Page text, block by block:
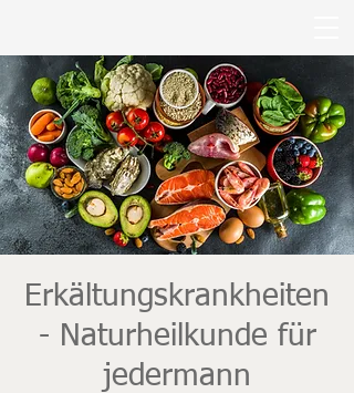
Erkältungskrankheiten
- Naturheilkunde für
jedermann